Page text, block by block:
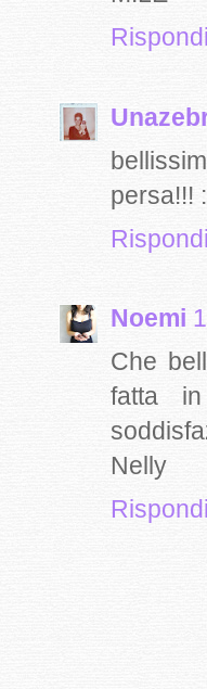
Rispondi
persa!!!
Rispondi
Noemi
Che
fatta in
Nelly
Rispondi